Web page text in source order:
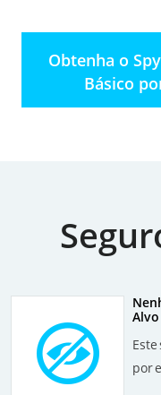
Obtenha o
Básico
Alvo
por